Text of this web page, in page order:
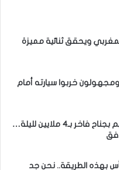
ويحقق ثنائية مميزة
خربوا سيارته أمام
زياش يتقاضى 200 مليون شهريا ويقيم بجناح فاخر بـ4 ملايين لليلة…
بهذه الطريقة.. نحن جد